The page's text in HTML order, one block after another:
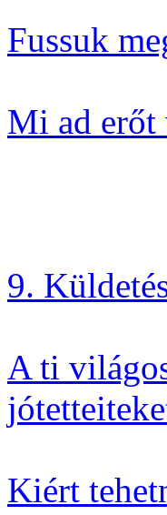
Fussuk
Mi ad erőt
9.
A ti
Kiért